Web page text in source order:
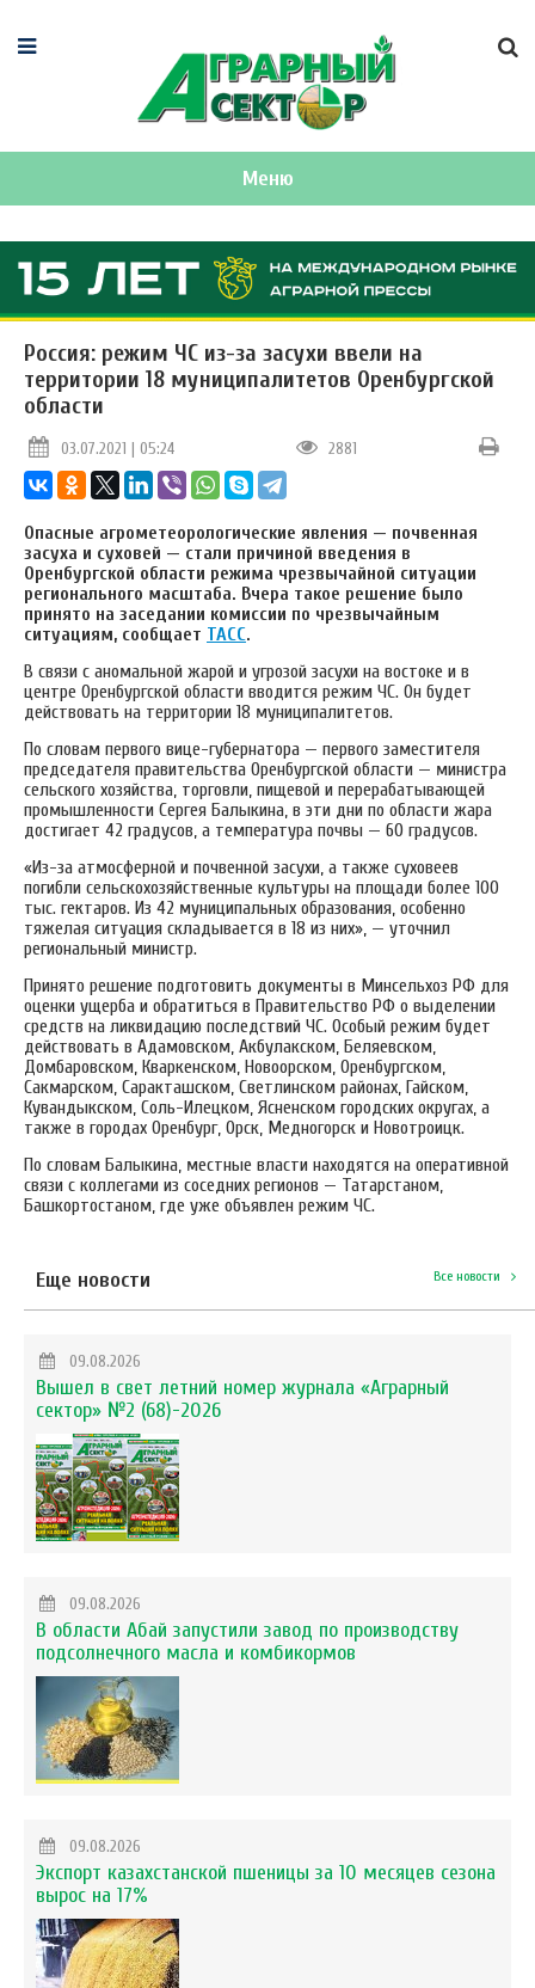
Меню
Россия: режим ЧС из-за засухи ввели на
территории 18 муниципалитетов Оренбургской
области
03.07.2021 | 05:24 2881
Опасные агрометеорологические явления — почвенная
засуха и суховей — стали причиной введения в
Оренбургской области режима чрезвычайной ситуации
регионального масштаба. Вчера такое решение было
принято на заседании комиссии по чрезвычайным
ситуациям, сообщает ТАСС.
В связи с аномальной жарой и угрозой засухи на востоке и в
центре Оренбургской области вводится режим ЧС. Он будет
действовать на территории 18 муниципалитетов.
По словам первого вице-губернатора — первого заместителя
председателя правительства Оренбургской области — министра
сельского хозяйства, торговли, пищевой и перерабатывающей
промышленности Сергея Балыкина, в эти дни по области жара
достигает 42 градусов, а температура почвы — 60 градусов.
«Из-за атмосферной и почвенной засухи, а также суховеев
погибли сельскохозяйственные культуры на площади более 100
тыс. гектаров. Из 42 муниципальных образования, особенно
тяжелая ситуация складывается в 18 из них», — уточнил
региональный министр.
Принято решение подготовить документы в Минсельхоз РФ для
оценки ущерба и обратиться в Правительство РФ о выделении
средств на ликвидацию последствий ЧС. Особый режим будет
действовать в Адамовском, Акбулакском, Беляевском,
Домбаровском, Кваркенском, Новоорском, Оренбургском,
Сакмарском, Саракташском, Светлинском районах, Гайском,
Кувандыкском, Соль-Илецком, Ясненском городских округах, а
также в городах Оренбург, Орск, Медногорск и Новотроицк.
По словам Балыкина, местные власти находятся на оперативной
связи с коллегами из соседних регионов — Татарстаном,
Башкортостаном, где уже объявлен режим ЧС.
Еще новости Все новости
09.08.2026
Вышел в свет летний номер журнала «Аграрный
сектор» №2 (68)-2026
09.08.2026
В области Абай запустили завод по производству
подсолнечного масла и комбикормов
09.08.2026
Экспорт казахстанской пшеницы за 10 месяцев сезона
вырос на 17%